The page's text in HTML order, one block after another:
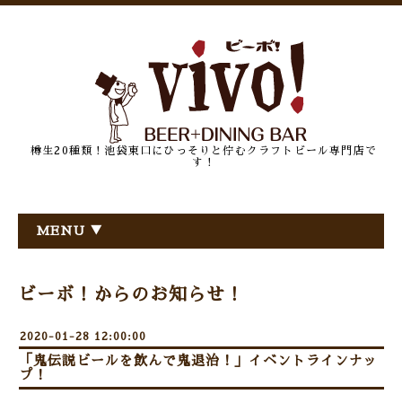
樽生20種類！池袋東口にひっそりと佇むクラフトビール専門店で
す！
MENU ▼
ビーボ！からのお知らせ！
2020-01-28 12:00:00
「鬼伝説ビールを飲んで鬼退治！」イベントラインナッ
プ！